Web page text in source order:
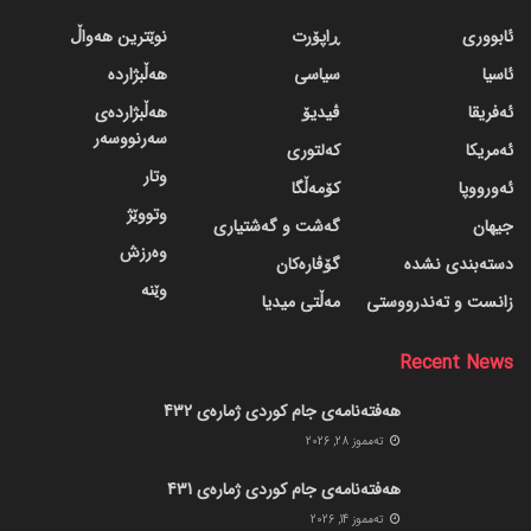
ئابووری
ئاسیا
ئەفریقا
ئەمریکا
ئەورووپا
جیهان
دسته‌بندی نشده
زانست و تەندرووستی
ڕاپۆرت
سیاسی
ڤیدیۆ
کەلتوری
کۆمەڵگا
گه‌شت و گه‌شتیاری
گۆڤاره‌کان
مەڵتی میدیا
نوێترین هەواڵ
هەڵبژاردە
هەڵبژاردەی
سەرنووسەر
وتار
وتووێژ
وەرزش
وێنە
Recent News
هەفتەنامەی جام کوردی ژمارەی 432
ته‌مموز 28, 2026
هەفتەنامەی جام کوردی ژمارەی 431
ته‌مموز 14, 2026